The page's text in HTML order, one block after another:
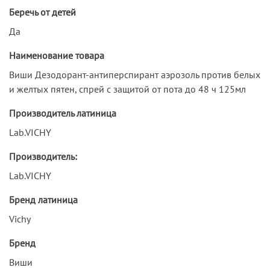
Беречь от детей
Да
Наименование товара
Виши Дезодорант-антиперспирант аэрозоль против белых
и желтых пятен, спрей с защитой от пота до 48 ч 125мл
Производитель латиница
Lab.VICHY
Производитель:
Lab.VICHY
Бренд латиница
Vichy
Бренд
Виши